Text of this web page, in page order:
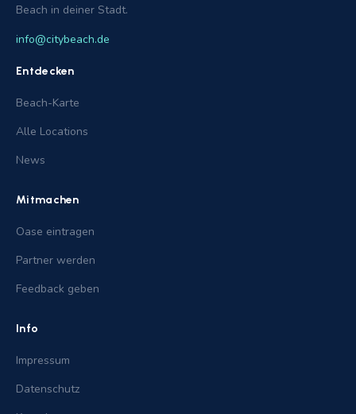
Beach in deiner Stadt.
info@citybeach.de
Entdecken
Beach-Karte
Alle Locations
News
Mitmachen
Oase eintragen
Partner werden
Feedback geben
Info
Impressum
Datenschutz